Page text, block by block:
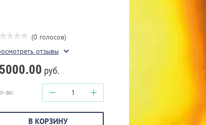
(0 голосов)
отзывы
руб.
во: − +
В КОРЗИНУ